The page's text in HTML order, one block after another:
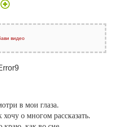
видео
в мои глаза.
о многом рассказать.